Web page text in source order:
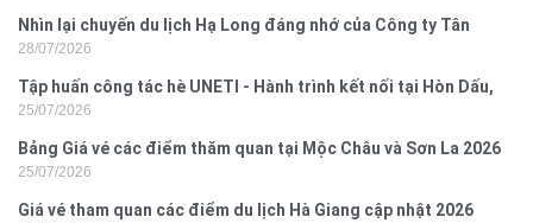
Nhìn lại chuyến du lịch Hạ Long đáng nhớ của Công ty Tân
Hưng 2026
28/07/2026
Tập huấn công tác hè UNETI - Hành trình kết nối tại Hòn Dấu,
Đồ Sơn
25/07/2026
Bảng Giá vé các điểm thăm quan tại Mộc Châu và Sơn La 2026
25/07/2026
Giá vé tham quan các điểm du lịch Hà Giang cập nhật 2026